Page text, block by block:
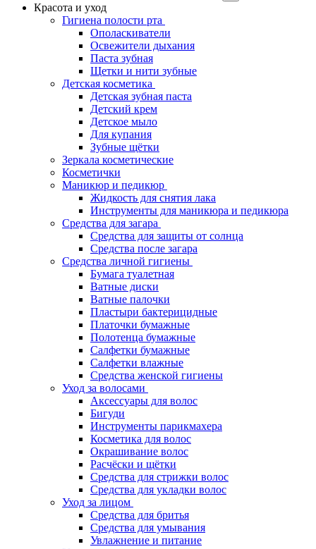
Красота и уход
Гигиена полости рта
Ополаскиватели
Освежители дыхания
Паста зубная
Щетки и нити зубные
Детская косметика
Детская зубная паста
Детский крем
Детское мыло
Для купания
Зубные щётки
Зеркала косметические
Косметички
Маникюр и педикюр
Жидкость для снятия лака
Инструменты для маникюра и педикюра
Средства для загара
Средства для защиты от солнца
Средства после загара
Средства личной гигиены
Бумага туалетная
Ватные диски
Ватные палочки
Пластыри бактерицидные
Платочки бумажные
Полотенца бумажные
Салфетки бумажные
Салфетки влажные
Средства женской гигиены
Уход за волосами
Аксессуары для волос
Бигуди
Инструменты парикмахера
Косметика для волос
Окрашивание волос
Расчёски и щётки
Средства для стрижки волос
Средства для укладки волос
Уход за лицом
Средства для бритья
Средства для умывания
Увлажнение и питание